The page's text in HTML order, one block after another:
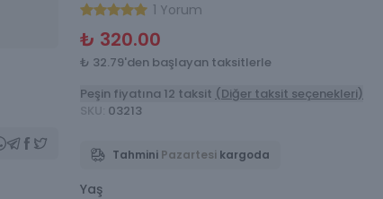
1 Yorum
₺ 320.00
₺ 32.79'den başlayan taksitlerle
Peşin fiyatına 12 taksit (Diğer taksit seçenekleri)
SKU 03213
Tahmini Pazartesi kargoda
Yaş